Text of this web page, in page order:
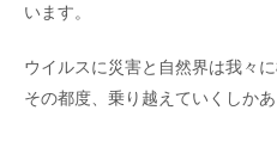
います。
ウイルスに災害と自然界は我々
その都度、乗り越えていくしかあ